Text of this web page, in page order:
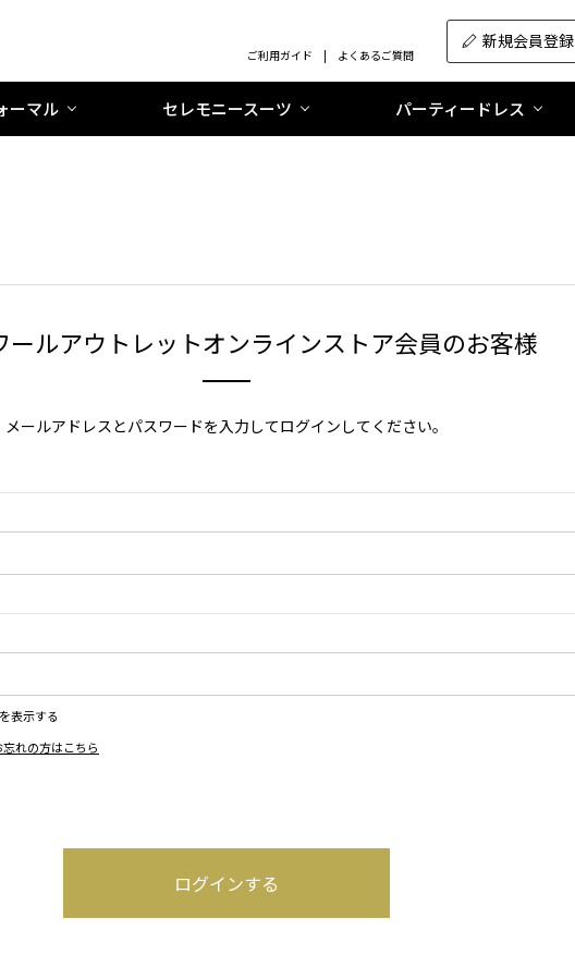
ご利用ガイド よくあるご質問
新規会員登録
ーマル セレモニースーツ パーティードレス
ールアウトレットオンラインストア会員のお客様
メールアドレスとパスワードを入力してログインしてください。
表示する
れの方はこちら